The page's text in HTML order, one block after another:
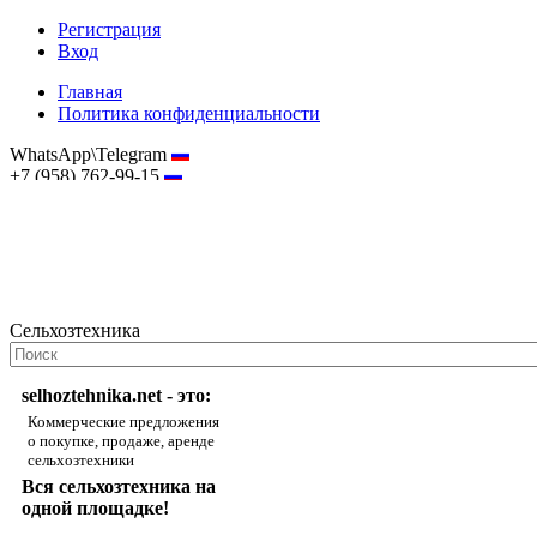
Регистрация
Вход
Главная
Политика конфиденциальности
WhatsApp\Telegram
+7 (958) 762-99-15
Сельхозтехника
selhoztehnika.net - это:
Коммерческие предложения
о покупке, продаже, аренде
сельхозтехники
Вся сельхозтехника на
одной площадке!